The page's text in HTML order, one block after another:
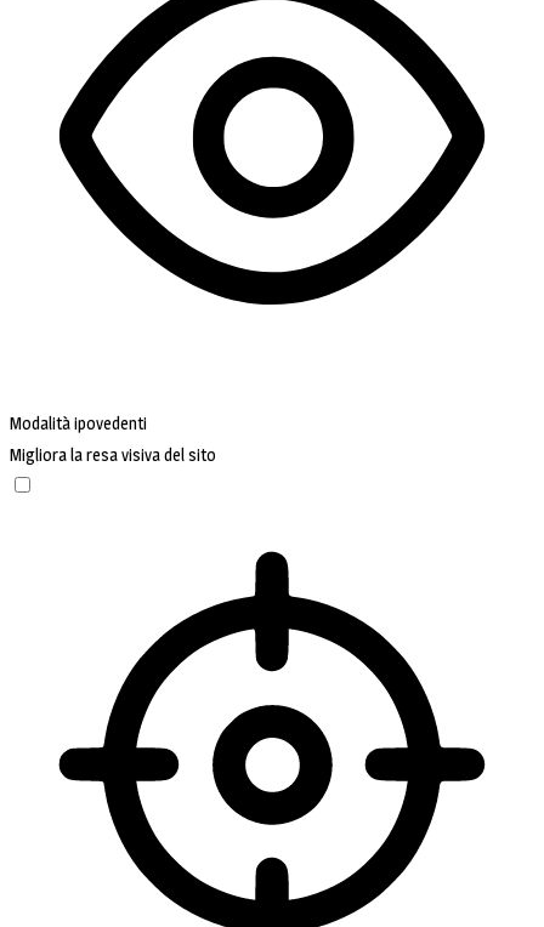
Modalità ipovedenti
Migliora la resa visiva del sito